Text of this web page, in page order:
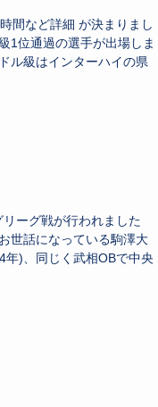
間など詳細 が決まりまし
1位通過の選手が出場しま
ル級はインターハイの県
ーグ戦が行われました
世話になっている駒澤大
)、同じく武相OBで中央